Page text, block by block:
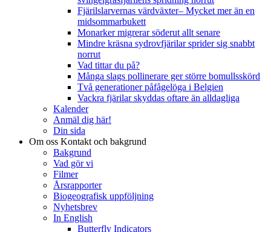
Fjärilslarvernas värdväxter– Mycket mer än en
midsommarbukett
Monarker migrerar söderut allt senare
Mindre kräsna sydrovfjärilar sprider sig snabbt
norrut
Vad tittar du på?
Många slags pollinerare ger större bomullsskörd
Två generationer påfågelöga i Belgien
Vackra fjärilar skyddas oftare än alldagliga
Kalender
Anmäl dig här!
Din sida
Om oss Kontakt och bakgrund
Bakgrund
Vad gör vi
Filmer
Årsrapporter
Biogeografisk uppföljning
Nyhetsbrev
In English
Butterfly Indicators